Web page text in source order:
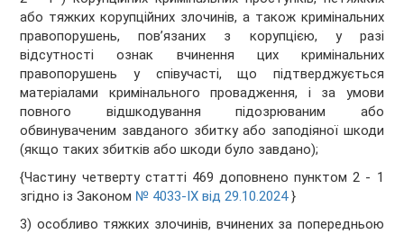
або тяжких корупційних злочинів, а також кримінальних
правопорушень, пов’язаних з корупцією, у разі
відсутності ознак вчинення цих кримінальних
правопорушень у співучасті, що підтверджується
матеріалами кримінального провадження, і за умови
повного відшкодування підозрюваним або
обвинуваченим завданого збитку або заподіяної шкоди
(якщо таких збитків або шкоди було завдано);
{Частину четверту статті 469 доповнено пунктом 2 - 1
згідно із Законом № 4033-IX від 29.10.2024}
3) особливо тяжких злочинів, вчинених за попередньою